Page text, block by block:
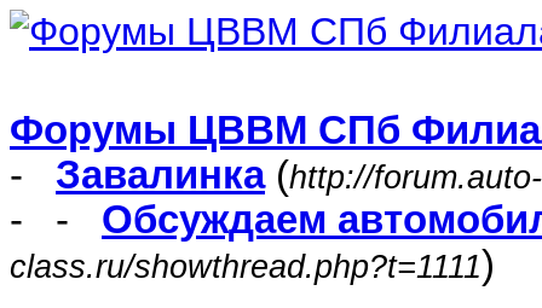
Форумы ЦВВМ СПб
- Завалинка(http://
- - Обсуждаем
class.ru/showthread.php?t=1111)